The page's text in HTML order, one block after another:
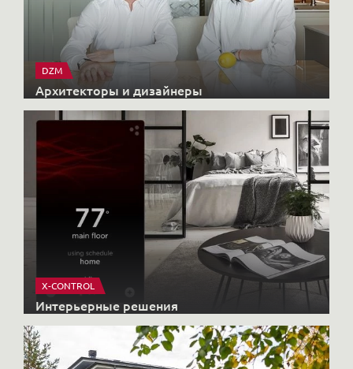
DZM
Архитекторы и дизайнеры
X-CONTROL
Интерьерные решения